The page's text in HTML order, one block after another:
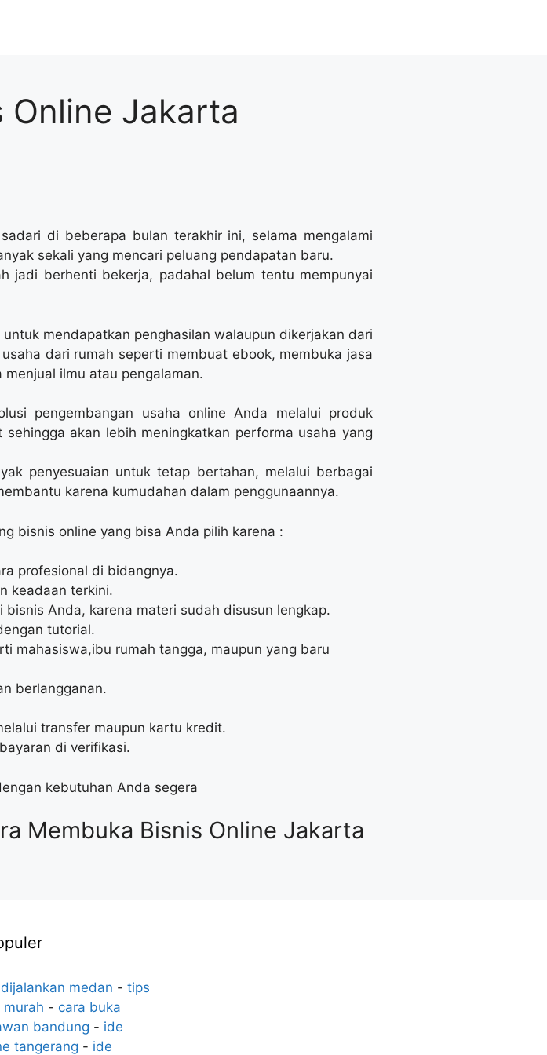
Online Jakarta
di beberapa bulan terakhir ini, selama mengalami
sekali yang mencari peluang pendapatan baru.
jadi berhenti bekerja, padahal belum tentu mempunyai
mendapatkan penghasilan walaupun dikerjakan dari
dari rumah seperti membuat ebook, membuka jasa
ilmu atau pengalaman.
pengembangan usaha online Anda melalui produk
akan lebih meningkatkan performa usaha yang
penyesuaian untuk tetap bertahan, melalui berbagai
karena kumudahan dalam penggunaannya.
bisnis online yang bisa Anda pilih karena :
profesional di bidangnya.
keadaan terkini.
Anda, karena materi sudah disusun lengkap.
tutorial.
mahasiswa,ibu rumah tangga, maupun yang baru
berlangganan.
transfer maupun kartu kredit.
di verifikasi.
kebutuhan Anda segera
Membuka Bisnis Online Jakarta
medan - tips
- cara buka
bandung - ide
tangerang - ide